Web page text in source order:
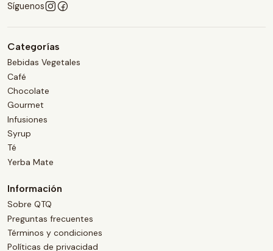
Síguenos
Categorías
Bebidas Vegetales
Café
Chocolate
Gourmet
Infusiones
Syrup
Té
Yerba Mate
Información
Sobre QTQ
Preguntas frecuentes
Términos y condiciones
Políticas de privacidad